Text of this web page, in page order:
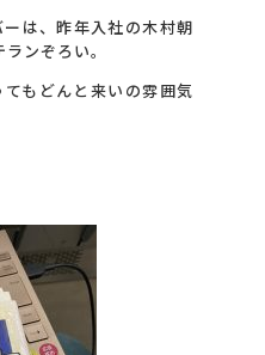
は、昨年入社の木村朝
ンぞろい。
もどんと来いの雰囲気